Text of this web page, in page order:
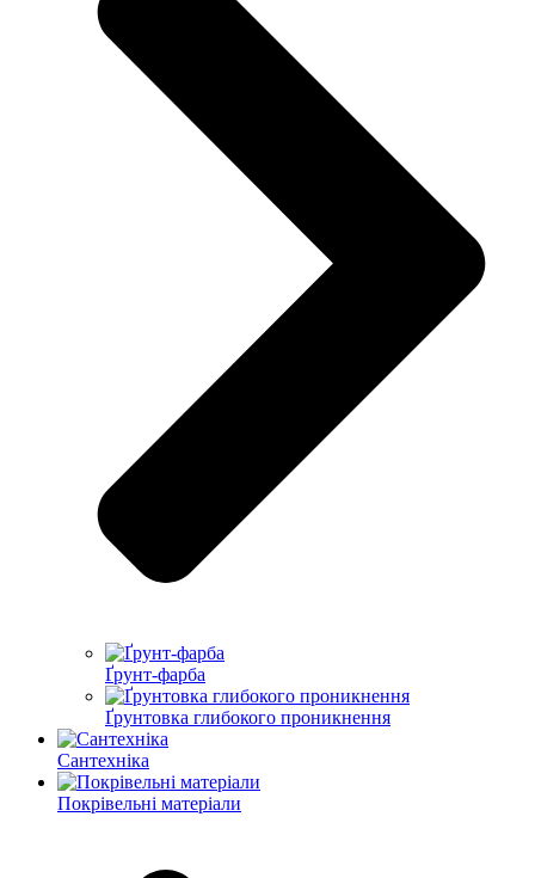
Ґрунт-фарба
Ґрунтовка глибокого проникнення
Сантехніка
Покрівельні матеріали